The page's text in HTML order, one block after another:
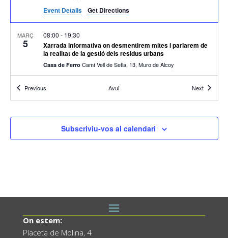
Event Details Get Directions
MARÇ
5
Xarrada informativa on desmentirem mites i parlarem de
la realitat de la gestió dels residus urbans
08:00 - 19:30
Casa de Ferro Camí Vell de Setla, 13, Muro de Alcoy
MARÇ
7 EXPOSICIÓ “DIBUIXOS QUE CUREN”
07/03/2025 @ 08:00 04/04/2025 @ 17:00
MARÇ 12:30-13:00
MARÇ
EXPOSICIÓ DEL COL·LECTIU DAMAC
07/03/2025 @ 16:00-04/04/2025 @ 16:00
Centre Cultural de Muro
PreviousEsdeveniments Avui Next
Subscriviu-vos al calendari
On estem:
Placeta de Molina, 4